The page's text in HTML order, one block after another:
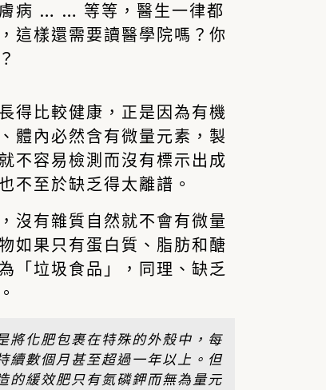
病 … … 等等，醫生一律都
這樣還需要讀醫學院嗎？你
得比較健康，正是因為有機
體內必然含有微量元素，製
不容易檢測而沒有標示出成
不至於缺乏得太離譜。
沒有雜質自然就不會有微量
如果只有蛋白質、脂肪和醣
「垃圾食品」，同理、缺乏
將化肥包裹在特殊的外殼中，每
續數個月甚至超過一年以上。但
的緩效肥只有氮磷鉀而無為量元